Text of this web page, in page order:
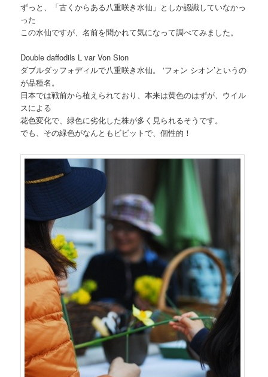
ずっと、「古くからある八重咲き水仙」としか認識していなかっ
った
この水仙ですが、名前を聞かれて気になって調べてみました。
Double daffodils L var Von Sion
ダブルダッフォディルで八重咲き水仙。 ‘フォン シオン’というの
が品種名。
日本では戦前から植えられており、本来は黄色のはずが、ウイル
スによる
花色変化で、緑色に劣化した株が多く見られるそうです。
でも、その緑色がなんともビビットで、個性的！